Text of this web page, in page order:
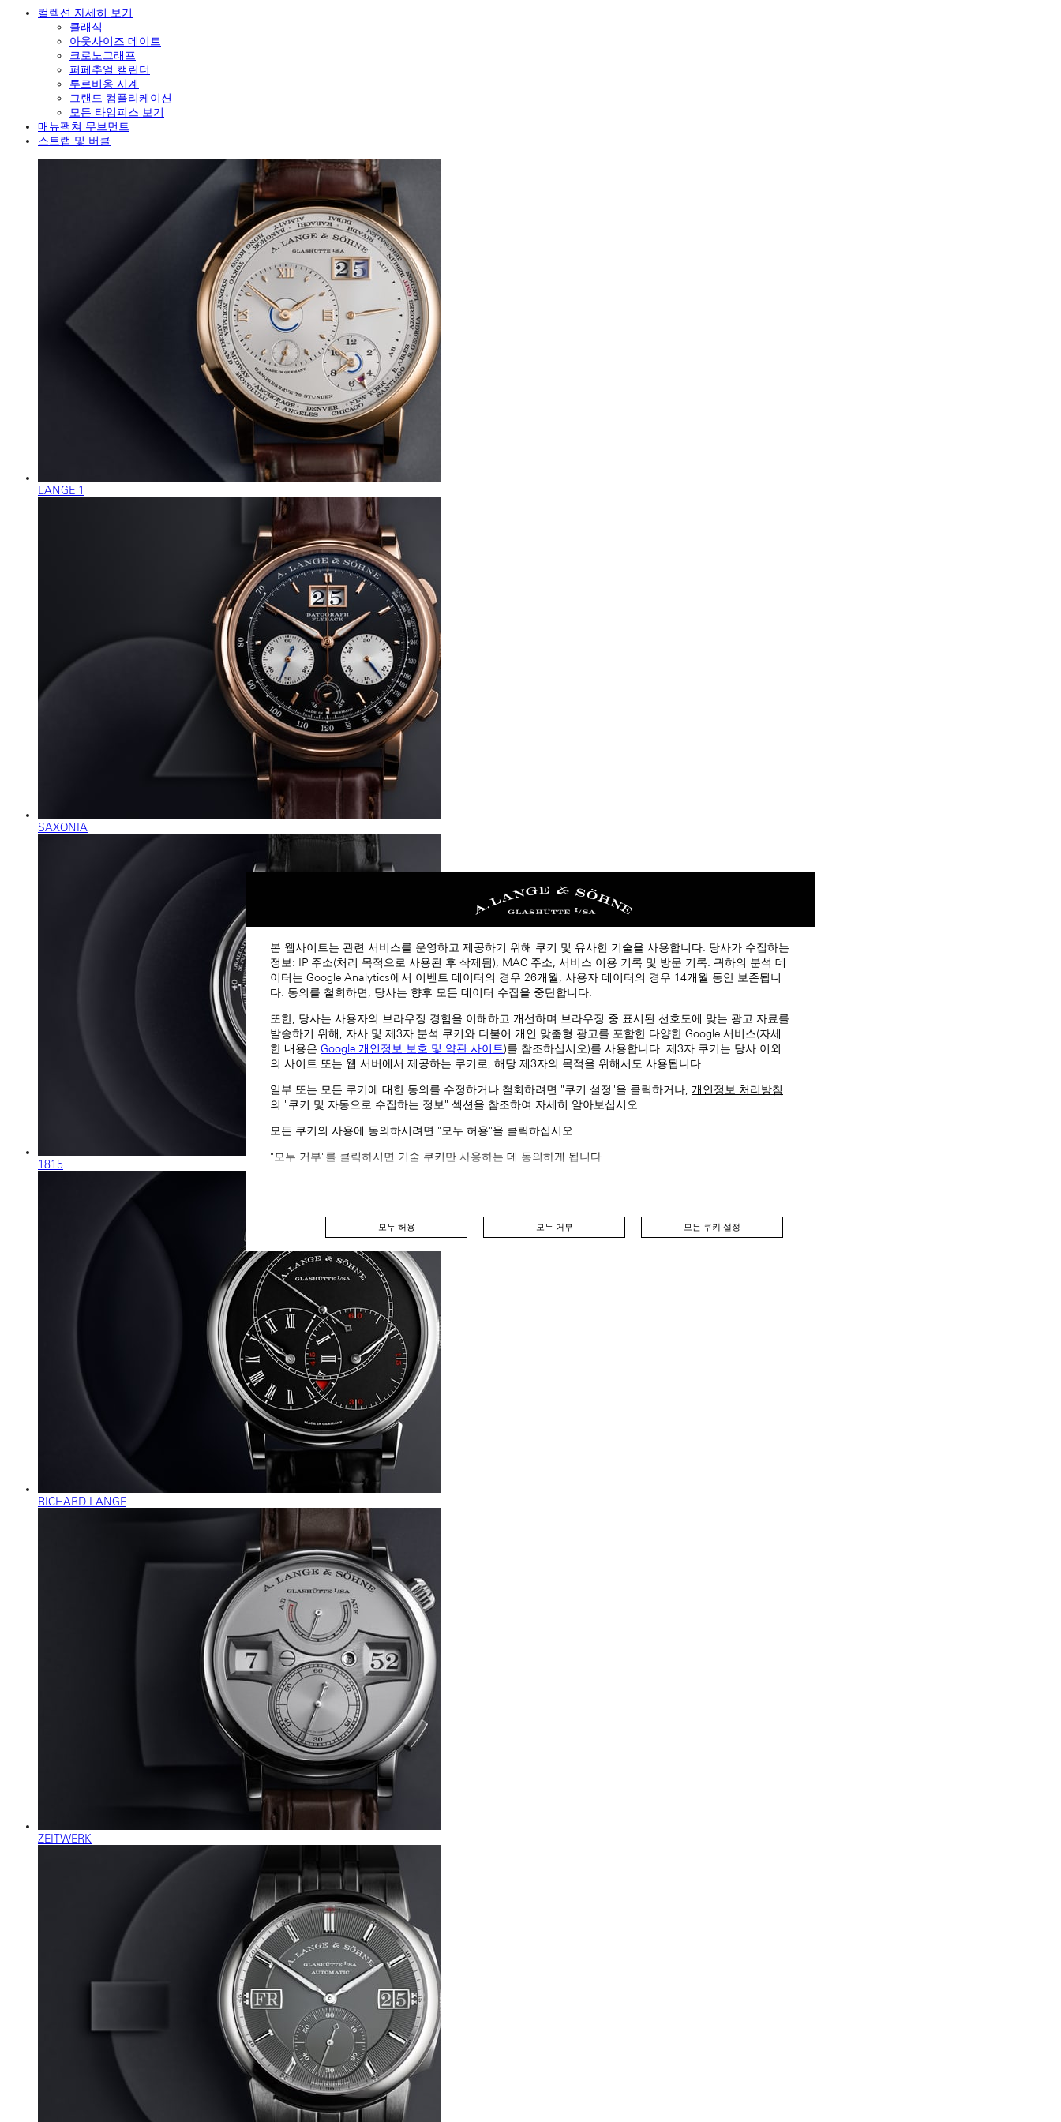
컬렉션 자세히 보기
클래식
아웃사이즈 데이트
크로노그래프
퍼페추얼 캘린더
투르비옹 시계
그랜드 컴플리케이션
모든 타임피스 보기
매뉴팩쳐 무브먼트
스트랩 및 버클
LANGE 1
SAXONIA
1815
RICHARD LANGE
ZEITWERK
본 웹사이트는 관련 서비스를 운영하고 제공하기 위해 쿠키 및 유사한 기술을 사용합니다. 당사가 수집하는
정보: IP 주소(처리 목적으로 사용된 후 삭제됨), MAC 주소, 서비스 이용 기록 및 방문 기록. 귀하의 분석 데
이터는 Google Analytics에서 이벤트 데이터의 경우 26개월, 사용자 데이터의 경우 14개월 동안 보존됩니
다. 동의를 철회하면, 당사는 향후 모든 데이터 수집을 중단합니다.
또한, 당사는 사용자의 브라우징 경험을 이해하고 개선하며 브라우징 중 표시된 선호도에 맞는 광고 자료를
발송하기 위해, 자사 및 제3자 분석 쿠키와 더불어 개인 맞춤형 광고를 포함한 다양한 Google 서비스(자세
한 내용은 Google 개인정보 보호 및 약관 사이트)를 참조하십시오)를 사용합니다. 제3자 쿠키는 당사 이외
의 사이트 또는 웹 서버에서 제공하는 쿠키로, 해당 제3자의 목적을 위해서도 사용됩니다.
일부 또는 모든 쿠키에 대한 동의를 수정하거나 철회하려면 "쿠키 설정"을 클릭하거나, 개인정보 처리방침
의 "쿠키 및 자동으로 수집하는 정보" 섹션을 참조하여 자세히 알아보십시오.
모든 쿠키의 사용에 동의하시려면 "모두 허용"을 클릭하십시오.
"모두 거부"를 클릭하시면 기술 쿠키만 사용하는 데 동의하게 됩니다.
모두 허용 모두 거부 모든 쿠키 설정